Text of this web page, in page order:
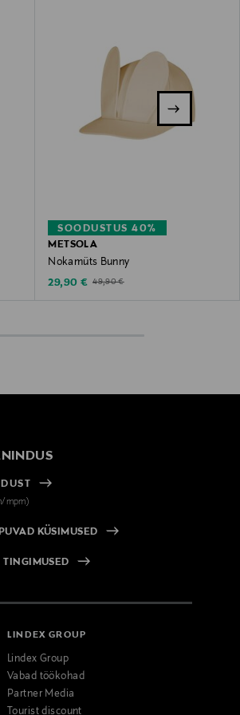
SOODUSTUS 40%
METSOLA
Nokamüts Bunny
Discounted Price
29,90 € Original Price
49,90 €
mpm)
KÜSIMUSED
LINDEX GROUP
Lindex Group
Vabad töökohad
Partner Media
Tourist discount